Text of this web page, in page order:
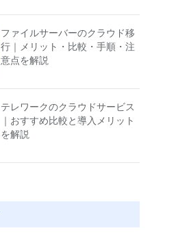
ファイルサーバーのクラウド移
行｜メリット・比較・手順・注
意点を解説
テレワークのクラウドサービス
｜おすすめ比較と導入メリット
を解説